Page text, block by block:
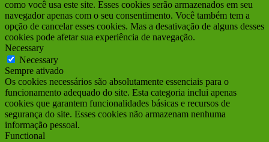
como você usa este site. Esses cookies serão armazenados em seu
navegador apenas com o seu consentimento. Você também tem a
opção de cancelar esses cookies. Mas a desativação de alguns desses
cookies pode afetar sua experiência de navegação.
Necessary
Necessary
Sempre ativado
Os cookies necessários são absolutamente essenciais para o
funcionamento adequado do site. Esta categoria inclui apenas
cookies que garantem funcionalidades básicas e recursos de
segurança do site. Esses cookies não armazenam nenhuma
informação pessoal.
Functional